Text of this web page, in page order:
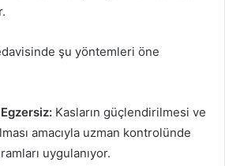
şu yöntemleri öne
Kasların güçlendirilmesi ve
amacıyla uzman kontrolünde
uygulanıyor.